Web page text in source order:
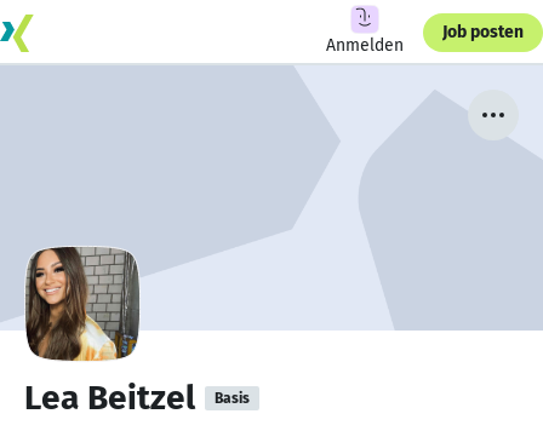
Anmelden
Job posten
Lea Beitzel Basis